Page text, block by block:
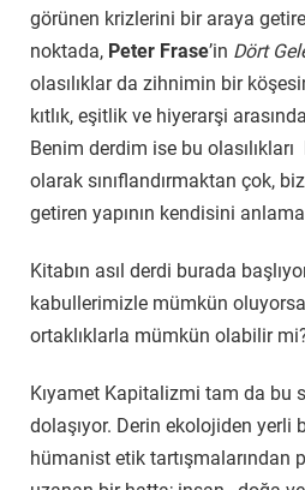
görünen krizlerini bir araya
noktada, Peter Frase’in Dört
olasılıklar da zihnimin bir
kıtlık, eşitlik ve hiyerarşi
Benim derdim ise bu
olarak sınıflandırmaktan çok,
getiren yapının kendisini
Kitabın asıl derdi burada
kabullerimizle mümkün
ortaklıklarla mümkün olabilir
Kıyamet Kapitalizmi tam da bu
dolaşıyor. Derin ekolojiden yerli
hümanist etik tartışmalarından